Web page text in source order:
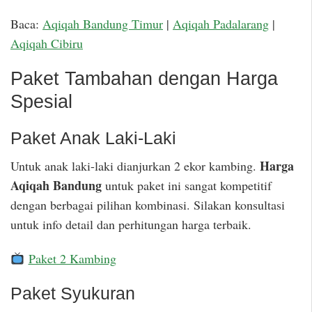
Baca: Aqiqah Bandung Timur | Aqiqah Padalarang |
Aqiqah Cibiru
Paket Tambahan dengan Harga
Spesial
Paket Anak Laki-Laki
Untuk anak laki-laki dianjurkan 2 ekor kambing. Harga
Aqiqah Bandung untuk paket ini sangat kompetitif
dengan berbagai pilihan kombinasi. Silakan konsultasi
untuk info detail dan perhitungan harga terbaik.
Paket 2 Kambing
Paket Syukuran